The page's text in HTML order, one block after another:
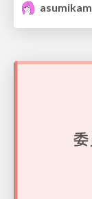
asumikam